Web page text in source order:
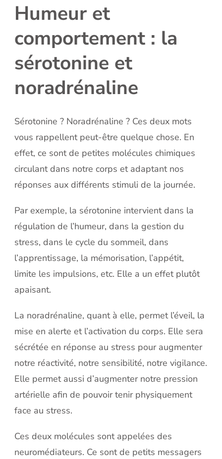
Humeur et
comportement : la
sérotonine et
noradrénaline
Sérotonine ? Noradrénaline ? Ces deux mots
vous rappellent peut-être quelque chose. En
effet, ce sont de petites molécules chimiques
circulant dans notre corps et adaptant nos
réponses aux différents stimuli de la journée.
Par exemple, la sérotonine intervient dans la
régulation de l’humeur, dans la gestion du
stress, dans le cycle du sommeil, dans
l’apprentissage, la mémorisation, l’appétit,
limite les impulsions, etc. Elle a un effet plutôt
apaisant.
La noradrénaline, quant à elle, permet l’éveil, la
mise en alerte et l’activation du corps. Elle sera
sécrétée en réponse au stress pour augmenter
notre réactivité, notre sensibilité, notre vigilance.
Elle permet aussi d’augmenter notre pression
artérielle afin de pouvoir tenir physiquement
face au stress.
Ces deux molécules sont appelées des
neuromédiateurs. Ce sont de petits messagers